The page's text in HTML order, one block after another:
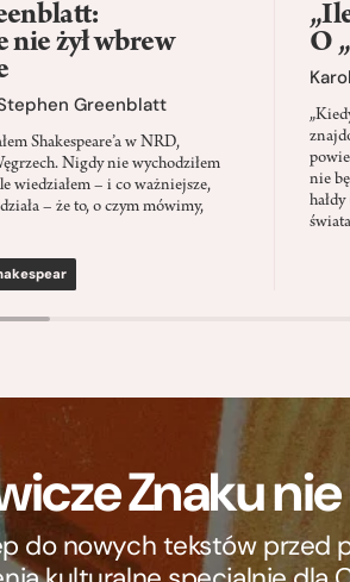
nie żył wbrew
Greenblatt
Shakespeare’a w NRD,
Nigdy nie wychodziłem
wiedziałem – i co ważniejsze,
– że to, o czym mówimy,
O
nie
Znaku
do nowych tekstów przed